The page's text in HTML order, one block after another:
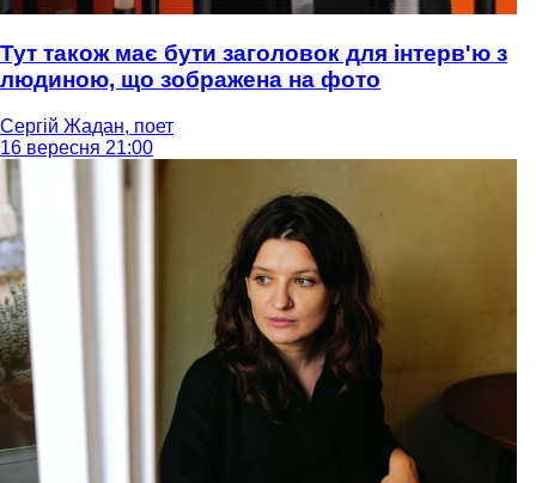
Тут також має бути заголовок для інтерв'ю з
людиною, що зображена на фото
Сергій Жадан, поет
16 вересня 21:00